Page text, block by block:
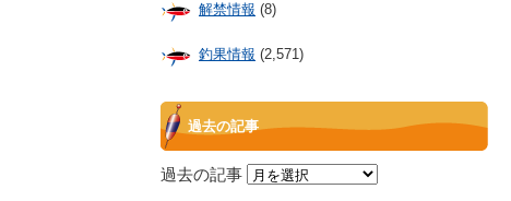
解禁情報 (8)
釣果情報 (2,571)
過去の記事
過去の記事